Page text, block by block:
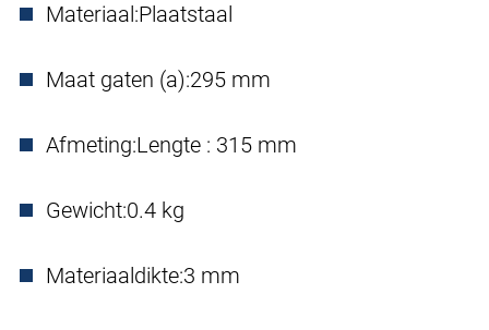
Materiaal:Plaatstaal
Maat gaten (a):295 mm
Afmeting:Lengte : 315 mm
Gewicht:0.4 kg
Materiaaldikte:3 mm